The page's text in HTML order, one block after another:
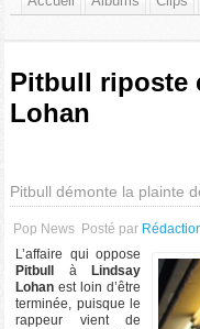
Pitbull riposte
Lohan
Pitbull démonte la plainte
Pop News Posté par
L’affaire qui oppose
Pitbull
à
Lindsay
Lohan est loin d’être
terminée, puisque le
rappeur vient de